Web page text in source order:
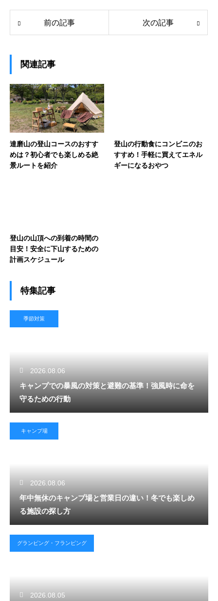
前の記事 次の記事
関連記事
達磨山の登山コースのおすす
めは？初心者でも楽しめる絶
景ルートを紹介
登山の行動食にコンビニのお
すすめ！手軽に買えてエネル
ギーになるおやつ
登山の山頂への到着の時間の
目安！安全に下山するための
計画スケジュール
特集記事
季節対策
2026.08.06
キャンプでの暴風の対策と避難の基準！強風時に命を
守るための行動
キャンプ場
2026.08.06
年中無休のキャンプ場と営業日の違い！冬でも楽しめ
る施設の探し方
グランピング・フランピング
2026.08.05